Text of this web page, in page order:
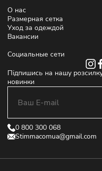
О нас
Размерная сетка
Уход за одеждой
Вакансии
Социальные сети
Підпишись на нашу
новинки
0 800 300 068
Stimmacomua@gmail.com